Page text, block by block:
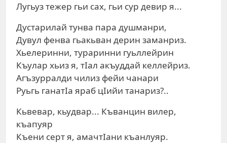
Лугьуз тежер гьи сах, гьи сур девир я...
Дустарилай тунва пара душманри,
Дувул фенва гьакьван дерин заманриз.
Хьелеринни, тураринни гуьллейрин
Къулар хьиз я, тIал акъуддай келлейриз.
Агъзурралди чилиз фейи чанари
Руьгь ганатIа яраб цIийи танариз?..
Кьвевар, кьудвар... Къванцин вилер,
къапуяр
Къени серт я, амачтIани къанлуяр.